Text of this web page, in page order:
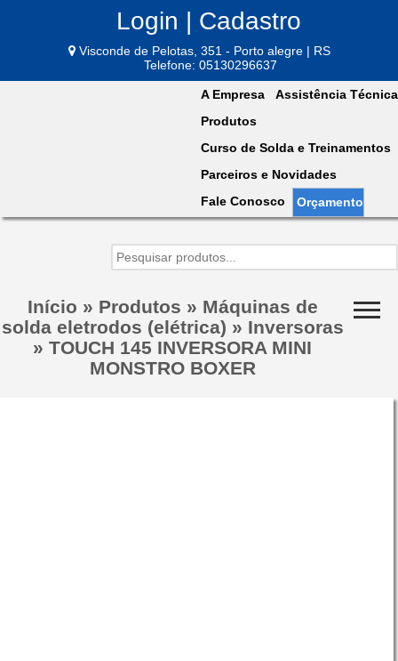
Login | Cadastro
Visconde de Pelotas, 351 - Porto alegre | RS
Telefone: 05130296637
A Empresa
Assistência Técnica
Produtos
Curso de Solda e Treinamentos
Parceiros e Novidades
Fale Conosco
Orçamento
Início » Produtos » Máquinas de
solda eletrodos (elétrica) » Inversoras
» TOUCH 145 INVERSORA MINI
MONSTRO BOXER